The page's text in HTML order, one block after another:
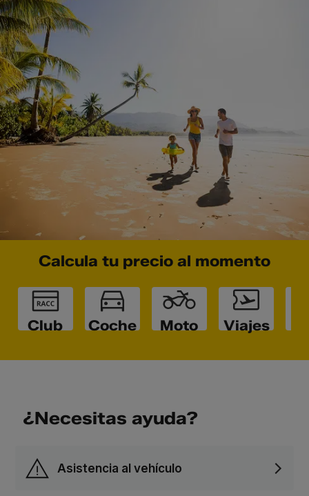
Calcula tu precio al momento
Club Coche Moto Viajes
¿Necesitas ayuda?
Asistencia al vehículo